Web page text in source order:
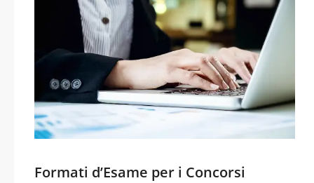
Formati d’Esame per i Concorsi